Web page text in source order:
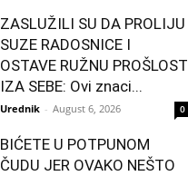
ZASLUŽILI SU DA PROLIJU
SUZE RADOSNICE I
OSTAVE RUŽNU PROŠLOST
IZA SEBE: Ovi znaci...
Urednik - August 6, 2026 0
BIĆETE U POTPUNOM
ČUDU JER OVAKO NEŠTO